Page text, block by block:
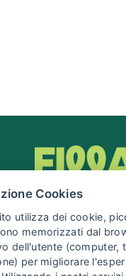
Cookies
utilizza dei cookie,
memorizzati dal
dell'utente (computer,
per migliorare